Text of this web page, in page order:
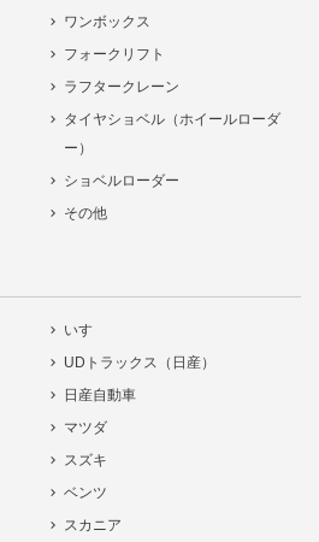
ワンボックス
フォークリフト
ラフタークレーン
タイヤショベル（ホイールローダ
ー）
ショベルローダー
その他
いすゞ
UDトラックス（日産）
日産自動車
マツダ
スズキ
ベンツ
スカニア